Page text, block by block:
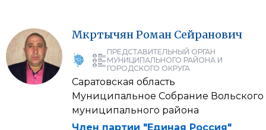
МкртычянРоман Сейранович
ПРЕДСТАВИТЕЛЬНЫЙ ОРГАН
МУНИЦИПАЛЬНОГО РАЙОНА И
ГОРОДСКОГО ОКРУГА
Саратовская область
Муниципальное Собрание Вольского
муниципального района
Член партии "Единая Россия"